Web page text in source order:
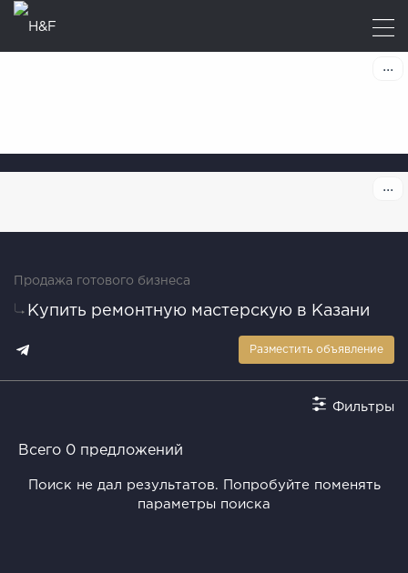
Продажа готового бизнеса
Купить ремонтную мастерскую в Казани
Разместить объявление
Фильтры
Всего 0 предложений
Поиск не дал результатов. Попробуйте поменять
параметры поиска